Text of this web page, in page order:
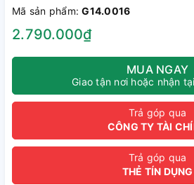
Mã sản phẩm:G14.0016
2.790.000₫
MUA NGAY
Giao tận nơi hoặc nhận
Trả góp qua
CÔNG TY TÀI
Trả góp qua
THẺ TÍN DỤNG